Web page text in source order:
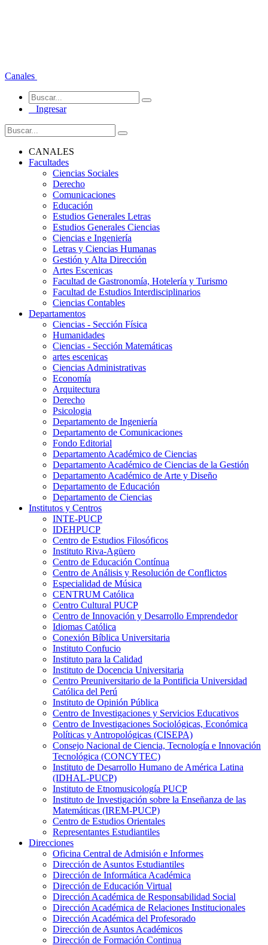
Canales
Ingresar
CANALES
Facultades
Ciencias Sociales
Derecho
Comunicaciones
Educación
Estudios Generales Letras
Estudios Generales Ciencias
Ciencias e Ingeniería
Letras y Ciencias Humanas
Gestión y Alta Dirección
Artes Escenicas
Facultad de Gastronomía, Hotelería y Turismo
Facultad de Estudios Interdisciplinarios
Ciencias Contables
Departamentos
Ciencias - Sección Física
Humanidades
Ciencias - Sección Matemáticas
artes escenicas
Ciencias Administrativas
Economía
Arquitectura
Derecho
Psicologia
Departamento de Ingeniería
Departamento de Comunicaciones
Fondo Editorial
Departamento Académico de Ciencias
Departamento Académico de Ciencias de la Gestión
Departamento Académico de Arte y Diseño
Departamento de Educación
Departamento de Ciencias
Institutos y Centros
INTE-PUCP
IDEHPUCP
Centro de Estudios Filosóficos
Instituto Riva-Agüero
Centro de Educación Contínua
Centro de Análisis y Resolución de Conflictos
Especialidad de Música
CENTRUM Católica
Centro Cultural PUCP
Centro de Innovación y Desarrollo Emprendedor
Idiomas Católica
Conexión Bíblica Universitaria
Instituto Confucio
Instituto para la Calidad
Instituto de Docencia Universitaria
Centro Preuniversitario de la Pontificia Universidad
Católica del Perú
Instituto de Opinión Pública
Centro de Investigaciones y Servicios Educativos
Centro de Investigaciones Sociológicas, Económica
Políticas y Antropológicas (CISEPA)
Consejo Nacional de Ciencia, Tecnología e Innovación
Tecnológica (CONCYTEC)
Instituto de Desarrollo Humano de América Latina
(IDHAL-PUCP)
Instituto de Etnomusicología PUCP
Instituto de Investigación sobre la Enseñanza de las
Matemáticas (IREM-PUCP)
Centro de Estudios Orientales
Representantes Estudiantiles
Direcciones
Oficina Central de Admisión e Informes
Dirección de Asuntos Estudiantiles
Dirección de Informática Académica
Dirección de Educación Virtual
Dirección Académica de Responsabilidad Social
Dirección Académica de Relaciones Institucionales
Dirección Académica del Profesorado
Dirección de Asuntos Académicos
Dirección de Formación Continua